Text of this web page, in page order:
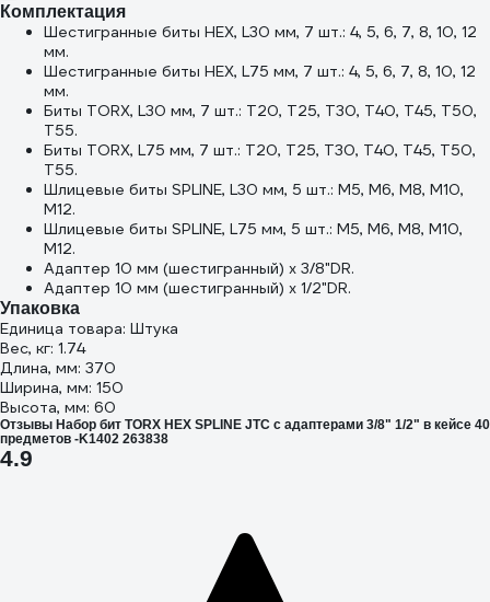
Комплектация
Шестигранные биты HEX, L30 мм, 7 шт.: 4, 5, 6, 7, 8, 10, 12
мм.
Шестигранные биты HEX, L75 мм, 7 шт.: 4, 5, 6, 7, 8, 10, 12
мм.
Биты TORX, L30 мм, 7 шт.: T20, T25, T30, T40, T45, T50,
T55.
Биты TORX, L75 мм, 7 шт.: T20, T25, T30, T40, T45, T50,
T55.
Шлицевые биты SPLINE, L30 мм, 5 шт.: M5, M6, M8, M10,
M12.
Шлицевые биты SPLINE, L75 мм, 5 шт.: M5, M6, M8, M10,
M12.
Адаптер 10 мм (шестигранный) х 3/8"DR.
Адаптер 10 мм (шестигранный) х 1/2"DR.
Упаковка
Единица товара: Штука
Вес, кг: 1.74
Длина, мм: 370
Ширина, мм: 150
Высота, мм: 60
Отзывы Набор бит TORX HEX SPLINE JTC с адаптерами 3/8" 1/2" в кейсе 40
предметов -K1402 263838
4.9